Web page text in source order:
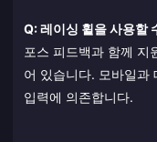
Q: 레이싱 휠을 사용할
포스 피드백과 함께 지
어 있습니다. 모바일과
입력에 의존합니다.